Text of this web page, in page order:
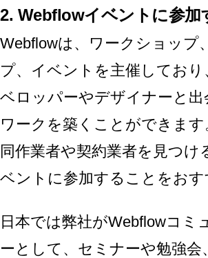
2. Webflowイベントに参加
Webflowは、ワークショップ
プ、イベントを主催しており
ベロッパーやデザイナーと出
ワークを築くことができます
同作業者や契約業者を見つけ
ベントに参加することをおす
日本では弊社がWebflowコミ
ーとして、セミナーや勉強会